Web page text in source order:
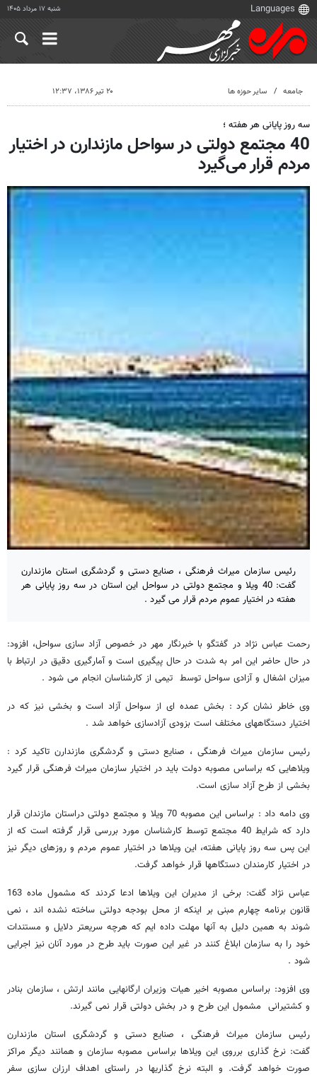
شنبه ۱۷ مرداد ۱۴۰۵
جامعه سایر حوزه ها ۲۰ تیر ۱۳۸۶، ۱۲:۳۷
سه روز پایانی هر هفته ؛
40 مجتمع دولتی در سواحل مازندارن در اختیار
مردم قرار می‌گیرد
رئیس سازمان میراث فرهنگی ، صنایع دستی و گردشگری استان مازندارن
گفت: 40 ویلا و مجتمع دولتی در سواحل این استان در سه روز پایانی هر
هفته در اختیار عموم مردم قرار می گیرد .
رحمت عباس نژاد در گفتگو با خبرنگار مهر در خصوص آزاد سازی سواحل، افزود:
در حال حاضر این امر به شدت در حال پیگیری است و آمارگیری دقیق در ارتباط با
میزان اشغال و آزادی سواحل توسط تیمی از کارشناسان انجام می شود .
وی خاطر نشان کرد : بخش عمده ای از سواحل آزاد است و بخشی نیز که در
اختیار دستگاههای مختلف است بزودی آزادسازی خواهد شد .
رئیس سازمان میراث فرهنگی ، صنایع دستی و گردشگری مازندارن تاکید کرد :
ویلاهایی که براساس مصوبه دولت باید در اختیار سازمان میراث فرهنگی قرار گیرد
بخشی از طرح آزاد سازی است.
وی دامه داد : براساس این مصوبه 70 ویلا و مجتمع دولتی دراستان مازندان قرار
دارد که شرایط 40 مجتمع توسط کارشناسان مورد بررسی قرار گرفته است که از
این پس سه روز پایانی هفته، این ویلاها در اختیار عموم مردم و روزهای دیگر نیز
در اختیار کارمندان دستگاهها قرار خواهد گرفت.
عباس نژاد گفت: برخی از مدیران این ویلاها ادعا کردند که مشمول ماده 163
قانون برنامه چهارم مبنی بر اینکه از محل بودجه دولتی ساخته نشده اند ، نمی
شوند به همین دلیل به آنها مهلت داده ایم که هرچه سریعتر دلایل و مستندات
خود را به سازمان ابلاغ کنند در غیر این صورت باید طرح در مورد آنان نیز اجرایی
شود .
وی افزود: براساس مصوبه اخیر هیات وزیران ارگانهایی مانند ارتش ، سازمان بنادر
و کشتیرانی مشمول این طرح و در بخش دولتی قرار نمی گیرند.
رئیس سازمان میراث فرهنگی ، صنایع دستی و گردشگری استان مازندارن
گفت: نرخ گذاری برروی این ویلاها براساس مصوبه سازمان و همانند دیگر مراکز
صورت خواهد گرفت. و البته نرخ گذاریها در راستای اهداف ارزان سازی سفر